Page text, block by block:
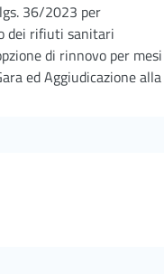
36/2023 per
dei rifiuti sanitari
di rinnovo per mesi
ed Aggiudicazione alla